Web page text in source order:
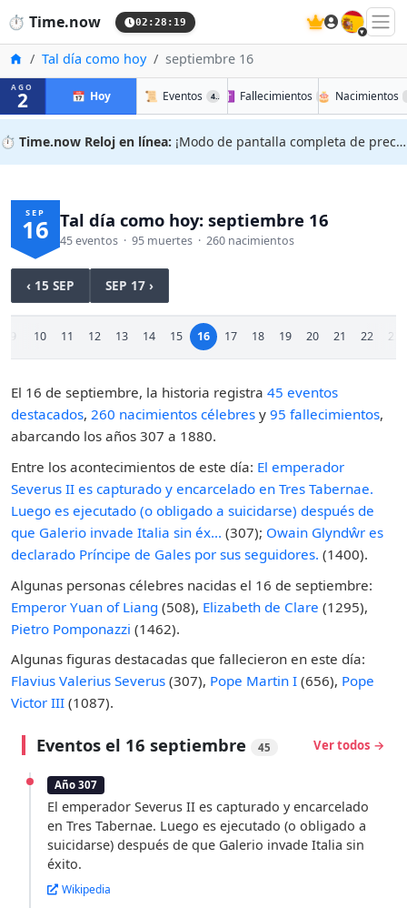
⏱️ Time.now 02:28:20 🇪🇸
InicioTal día como hoy septiembre 16
AGO
2 📅 Hoy 📜 Eventos 45 ✝️ Fallecimientos 95
🎂 Nacimientos
⏱️ Time.now Reloj en línea: ¡Modo de pantalla completa de precisión!
SEP
16 Tal día como hoy: septiembre 16
45 eventos · 95 muertes · 260 nacimientos
‹ 15 SEP SEP 17 ›
9 10 11 12 13 14 15 16 17 18 19 20 21 22 23
El 16 de septiembre, la historia registra 45 eventos
destacados, 260 nacimientos célebres y 95 fallecimientos,
abarcando los años 307 a 1880.
Entre los acontecimientos de este día: El emperador
Severus II es capturado y encarcelado en Tres Tabernae.
Luego es ejecutado (o obligado a suicidarse) después de
que Galerio invade Italia sin éx... (307); Owain Glyndŵr es
declarado Príncipe de Gales por sus seguidores. (1400).
Algunas personas célebres nacidas el 16 de septiembre:
Emperor Yuan of Liang (508), Elizabeth de Clare (1295),
Pietro Pomponazzi (1462).
Algunas figuras destacadas que fallecieron en este día:
Flavius Valerius Severus (307), Pope Martin I (656), Pope
Victor III (1087).
Eventos el 16 septiembre 45 Ver todos →
Año 307
El emperador Severus II es capturado y encarcelado
en Tres Tabernae. Luego es ejecutado (o obligado a
suicidarse) después de que Galerio invade Italia sin
éxito.
Wikipedia